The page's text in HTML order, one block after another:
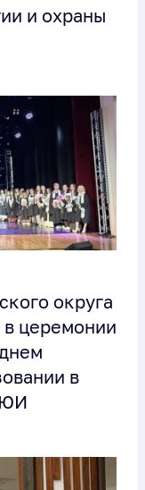
и охраны
округа
в церемонии
в